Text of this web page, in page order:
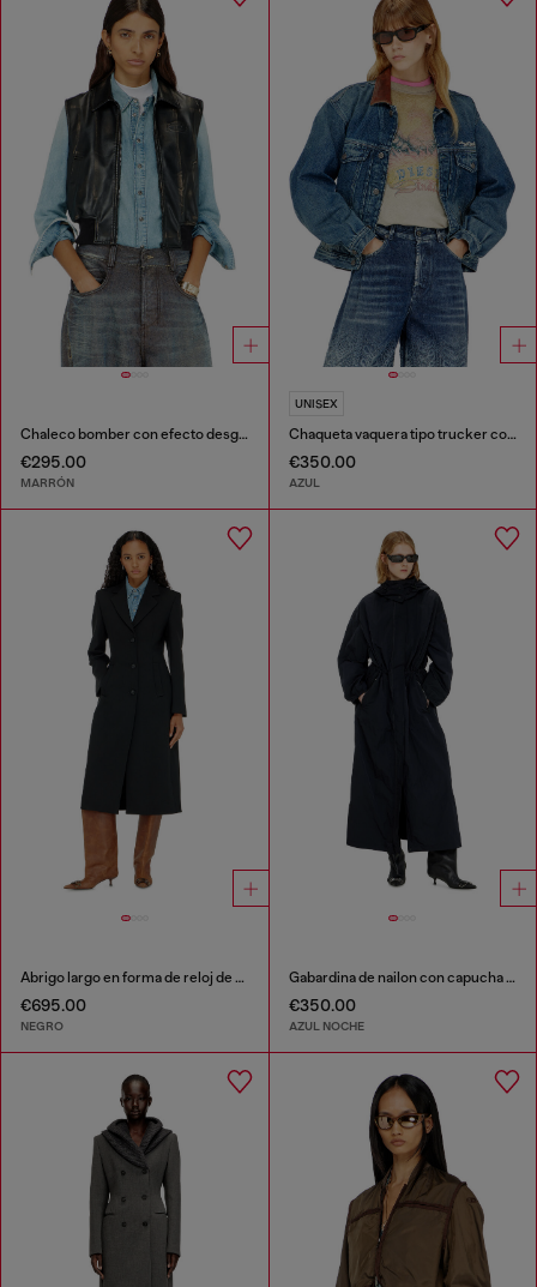
Chaleco bomber con efecto desgastado
€295.00
MARRÓN
UNISEX
Chaqueta vaquera tipo trucker con adornos de cuero en contraste
€350.00
AZUL
Abrigo largo en forma de reloj de arena
€695.00
NEGRO
Gabardina de nailon con capucha desmontable
€350.00
AZUL NOCHE